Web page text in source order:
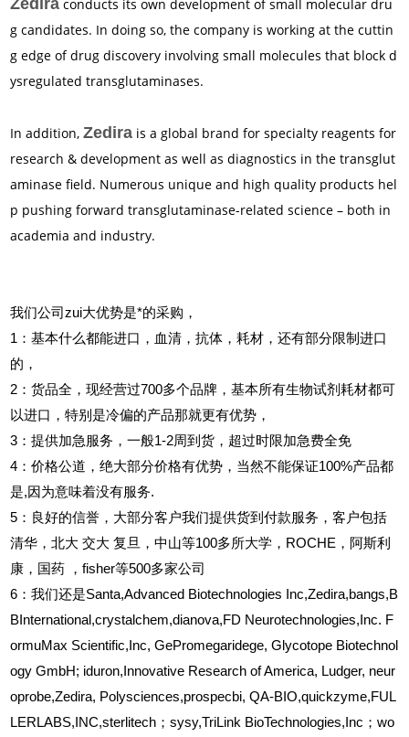
Zedira conducts its own development of small molecular dru
g candidates. In doing so, the company is working at the cuttin
g edge of drug discovery involving small molecules that block d
ysregulated transglutaminases.
In addition,Zedira is a global brand for specialty reagents for
research & development as well as diagnostics in the transglut
aminase field. Numerous unique and high quality products hel
p pushing forward transglutaminase-related science – both in
academia and industry.
我们公司zui大优势是*的采购，
1 ：基本什么都能进口，血清，抗体，耗材，还有部分限制进口
的，
2 ：货品全，现经营过700多个品牌，基本所有生物试剂耗材都可
以进口，特别是冷偏的产品那就更有优势，
3 ：提供加急服务，一般1-2周到货，超过时限加急费全免
4 ：价格公道，绝大部分价格有优势，当然不能保证100%产品都
是,因为意味着没有服务.
5 ：良好的信誉，大部分客户我们提供货到付款服务，客户包括
清华，北大 交大 复旦，中山等100多所大学，ROCHE，阿斯利
康，国药
，fisher等500多家公司
6 ：我们还是Santa,Advanced Biotechnologies Inc,Zedira,bangs,B
BInternational,crystalchem,dianova,FD Neurotechnologies,Inc. F
ormuMax Scientific,Inc, GePromegaridege, Glycotope Biotechnol
ogy GmbH; iduron,Innovative Research of America, Ludger, neur
oprobe,Zedira, Polysciences,prospecbi, QA-BIO,quickzyme,FUL
LERLABS,INC,sterlitech；sysy,TriLink BioTechnologies,Inc；wo